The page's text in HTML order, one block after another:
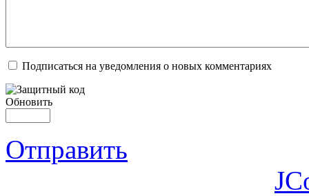
Подписаться на уведомления о новых комментариях
Обновить
Отправить